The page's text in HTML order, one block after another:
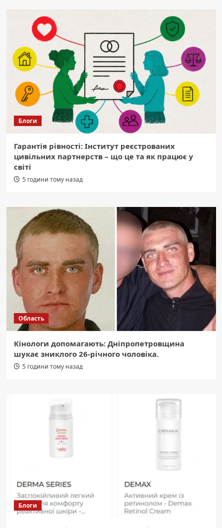
Блоги
Гарантія рівності: Інститут реєстрованих
цивільних партнерств – що це та як працює у
світі
5 години тому назад
Область
Кінологи допомагають: Дніпропетровщина
шукає зниклого 26-річного чоловіка.
5 години тому назад
Блоги